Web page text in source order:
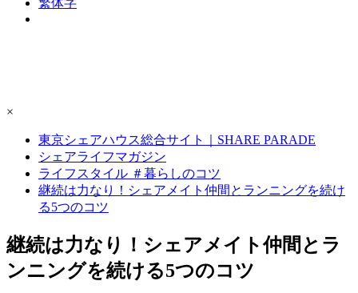
繁体字
×
東京シェアハウス総合サイト｜SHARE PARADE
シェアライフマガジン
ライフスタイル ＃暮らしのコツ
継続は力なり！シェアメイト仲間とランニングを続け
る5つのコツ
継続は力なり！シェアメイト仲間とラ
ンニングを続ける5つのコツ